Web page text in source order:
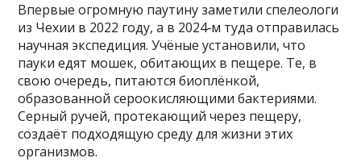
Впервые огромную паутину заметили спелеологи
из Чехии в 2022 году, а в 2024‑м туда отправилась
научная экспедиция. Учёные установили, что
пауки едят мошек, обитающих в пещере. Те, в
свою очередь, питаются биоплёнкой,
образованной сероокисляющими бактериями.
Серный ручей, протекающий через пещеру,
создаёт подходящую среду для жизни этих
организмов.